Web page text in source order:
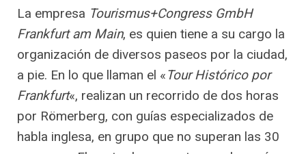
La empresa Tourismus+Congress GmbH
Frankfurt am Main, es quien tiene a su cargo la
organización de diversos paseos por la ciudad,
a pie. En lo que llaman el «Tour Histórico por
Frankfurt«, realizan un recorrido de dos horas
por Römerberg, con guías especializados de
habla inglesa, en grupo que no superan las 30